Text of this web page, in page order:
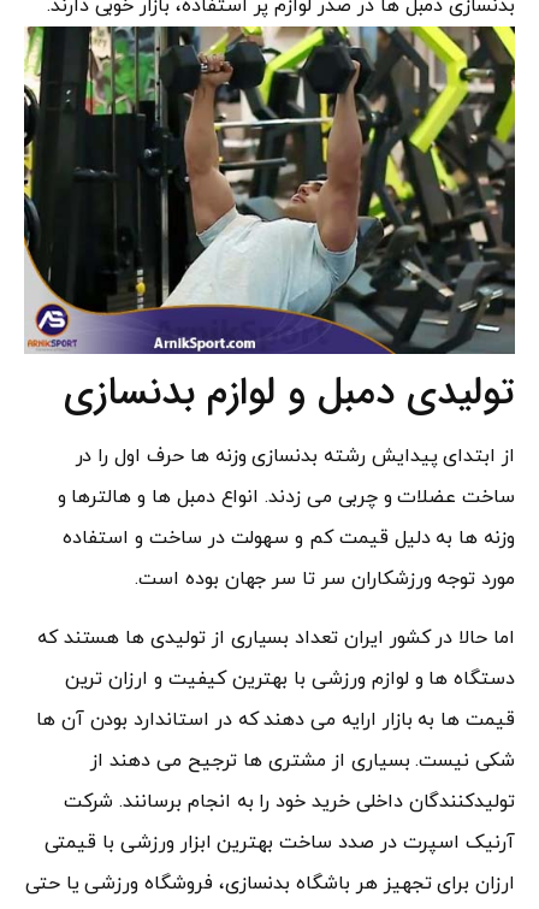
بدنسازی دمبل ها در صدر لوازم پر استفاده، بازار خوبی دارند.
تولیدی دمبل و لوازم بدنسازی
از ابتدای پیدایش رشته بدنسازی وزنه ها حرف اول را در
ساخت عضلات و چربی می زدند. انواع دمبل ها و هالترها و
وزنه ها به دلیل قیمت کم و سهولت در ساخت و استفاده
مورد توجه ورزشکاران سر تا سر جهان بوده است.
اما حالا در کشور ایران تعداد بسیاری از تولیدی ها هستند که
دستگاه ها و لوازم ورزشی با بهترین کیفیت و ارزان ترین
قیمت ها به بازار ارایه می دهند که در استاندارد بودن آن ها
شکی نیست. بسیاری از مشتری ها ترجیح می دهند از
تولیدکنندگان داخلی خرید خود را به انجام برسانند. شرکت
آرنیک اسپرت در صدد ساخت بهترین ابزار ورزشی با قیمتی
ارزان برای تجهیز هر باشگاه بدنسازی، فروشگاه ورزشی یا حتی